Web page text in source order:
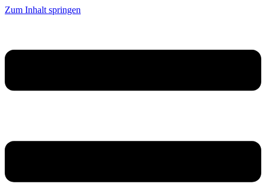
Zum Inhalt springen